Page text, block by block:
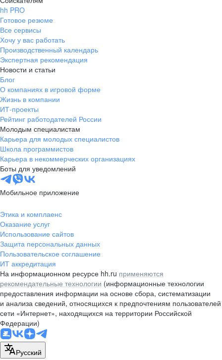
Владивосток
пер. Ланинский д. 4, офис 3.4
+7 423 202-33-28
pr@dv.hh.ru
Новосибирск
ул. Большевистская, д. 35,
помещение 21
+7 383 207-94-64
pr@nsk.hh.ru
Минск
пр-т Дзержинского, д. 57,
10 этаж, помещение 45-1
pr@rabota.by
Алматы
пр. Абая, д. 151, БЦ Алатау,
12 этаж, офис 1209
+7 727 232-13-13
pr@headhunter.com.kz
hh PRO
Готовое резюме
Все сервисы
Хочу у вас работать
Производственный календарь
Экспертная рекомендация
Новости и статьи
Блог
О компаниях в игровой форме
Жизнь в компании
ИТ-проекты
Рейтинг работодателей России
Молодым специалистам
Карьера для молодых специалистов
Школа программистов
Карьера в некоммерческих организациях
Боты для уведомлений
Мобильное приложение
Этика и комплаенс
Оказание услуг
Использование сайтов
Защита персональных данных
Пользовательское соглашение
ИТ аккредитация
На информационном ресурсе hh.ru применяются
рекомендательные технологии (информационные технологии
предоставления информации на основе сбора, систематизации
и анализа сведений, относящихся к предпочтениям пользователей
сети «Интернет», находящихся на территории Российской
Федерации)
Русский